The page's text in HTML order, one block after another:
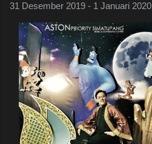
31 Desember 2019 - 1 Januari 2020